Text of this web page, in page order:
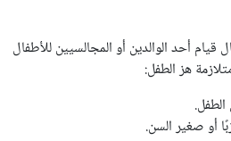
قيام أحد الوالدين أو المجالسيين للأطفال
هز الطفل:
أو صغير السن.